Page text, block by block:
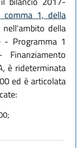
comma 1, della
nell'ambito della
- Programma 1
è rideterminata
ed è articolata